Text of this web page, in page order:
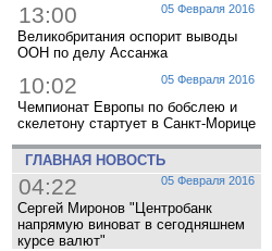
05 Февраля 2016
13:00
Великобритания оспорит выводы
ООН по делу Ассанжа
05 Февраля 2016
10:02
Чемпионат Европы по бобслею и
скелетону стартует в Санкт-Морице
ГЛАВНАЯ НОВОСТЬ
05 Февраля 2016
04:22
Сергей Миронов "Центробанк
напрямую виноват в сегодняшнем
курсе валют"